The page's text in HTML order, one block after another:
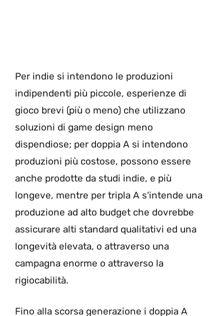
Per indie si intendono le produzioni
indipendenti più piccole, esperienze di
gioco brevi (più o meno) che utilizzano
soluzioni di game design meno
dispendiose; per doppia A si intendono
produzioni più costose, possono essere
anche prodotte da studi indie, e più
longeve, mentre per tripla A s’intende una
produzione ad alto budget che dovrebbe
assicurare alti standard qualitativi ed una
longevità elevata, o attraverso una
campagna enorme o attraverso la
rigiocabilità.
Fino alla scorsa generazione i doppia A